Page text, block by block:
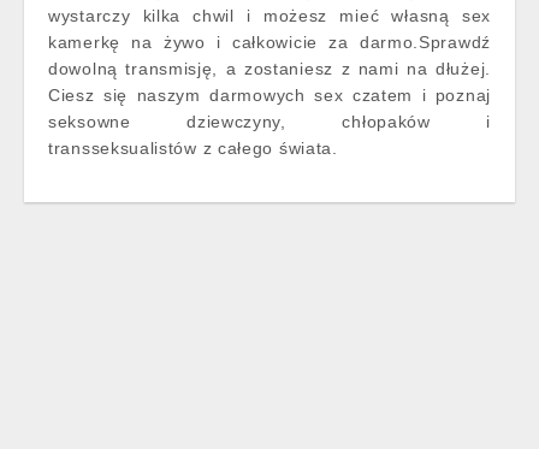
wystarczy kilka chwil i możesz mieć własną sex
kamerkę na żywo i całkowicie za darmo.Sprawdź
dowolną transmisję, a zostaniesz z nami na dłużej.
Ciesz się naszym darmowych sex czatem i poznaj
seksowne dziewczyny, chłopaków i
transseksualistów z całego świata.